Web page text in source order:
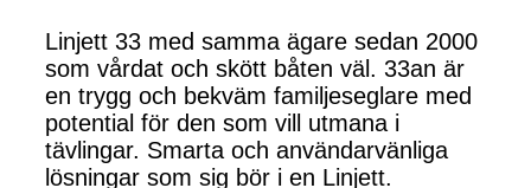
Linjett 33 med samma ägare sedan 2000
som vårdat och skött båten väl. 33an är
en trygg och bekväm familjeseglare med
potential för den som vill utmana i
tävlingar. Smarta och användarvänliga
lösningar som sig bör i en Linjett.